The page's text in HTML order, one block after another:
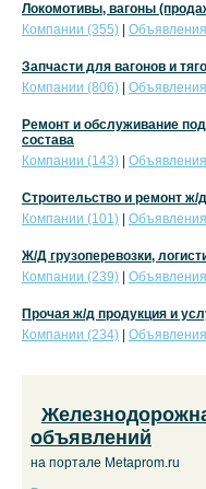
Локомотивы, вагоны
Компании (355)
Запчасти для вагонов и
Компании (806)
Ремонт и обслуживание
состава
Компании (143)
Строительство и ремонт ж/
Компании (101)
Ж/Д грузоперевозки,
Компании (239)
Прочая ж/д продукция и
Компании (234)
объявлений
на портале Metaprom.ru